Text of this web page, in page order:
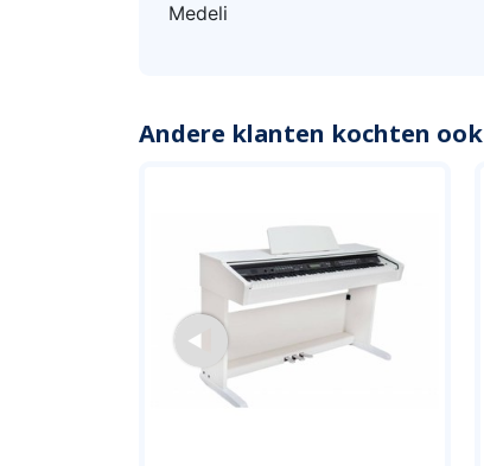
Medeli
Andere klanten kochten ook